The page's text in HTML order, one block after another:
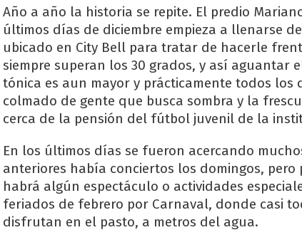
Año a año la historia se repite. El predio
últimos días de diciembre empieza a llenarse
ubicado en City Bell para tratar de hacerle
siempre superan los 30 grados, y así aguantar
tónica es aun mayor y prácticamente todos los
colmado de gente que busca sombra y la
cerca de la pensión del fútbol juvenil de la
En los últimos días se fueron acercando
anteriores había conciertos los domingos,
habrá algún espectáculo o actividades
feriados de febrero por Carnaval, donde casi
disfrutan en el pasto, a metros del agua.